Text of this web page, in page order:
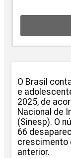
O Brasil
e
2025, de
Nacional de
(Sinesp). O
66
crescimento
anterior.